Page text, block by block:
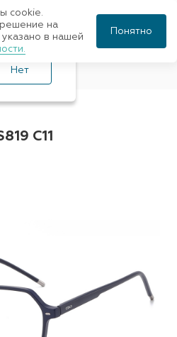
ESTILO
C11
Нет
cookie.
на
в нашей
Понятно